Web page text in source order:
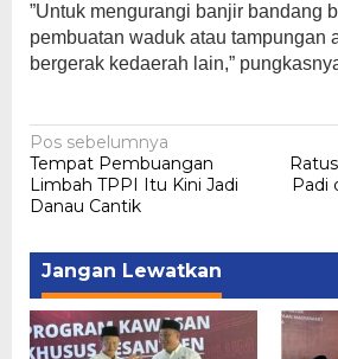
”Untuk mengurangi banjir bandang
pembuatan waduk atau tampungan
bergerak kedaerah lain,”
Navigasi
pos
Pos sebelumnya
Tempat Pembuangan
Limbah TPPI Itu Kini Jadi
Danau Cantik
Padi
Jangan Lewatkan